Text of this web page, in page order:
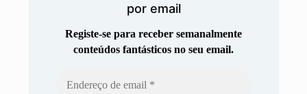
por email
Registe-se para receber semanalmente
conteúdos fantásticos no seu email.